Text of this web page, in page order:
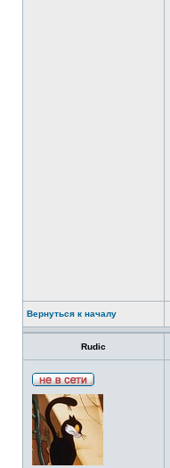
Вернуться к началу
Rudic